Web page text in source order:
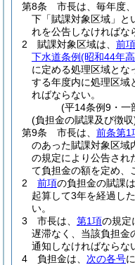
第8条
市長は、毎年度
下「賦課対象区域」と
れを公告しなければな
2
賦課対象区域は、 前項
下水道条例(昭和44年
に定める処理区域とな
する年度内に処理区域
ればならない。
(平14条例9・一
(負担金の賦課及び徴収
第9条
市長は、 前条第1
のあった賦課対象区域
の規定により公告され
て負担金の額を定め、
2
前項の負担金の賦課は
起算して3年を経過し
い。
3
市長は、 第1項の規定
遅滞なく、当該負担金
通知しなければならな
4
負担金は、 次の各号